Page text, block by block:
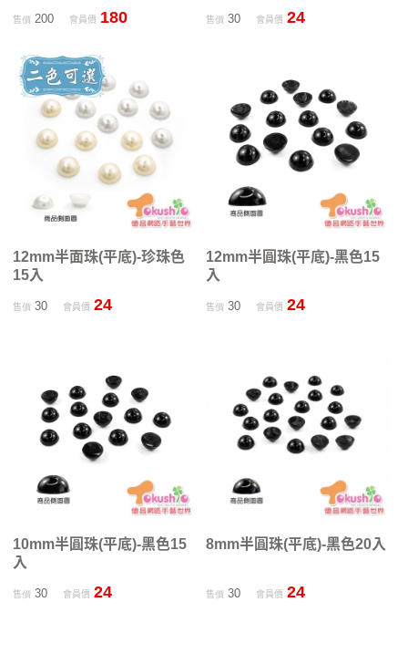
售價200 會員價 180 售價 30 會員價 24
12mm半面珠(平底)-珍珠色
15入
售價30 會員價 24
12mm半圓珠(平底)-黑色15
入
售價 30 會員價 24
10mm半圓珠(平底)-黑色15
入
售價30 會員價 24
8mm半圓珠(平底)-黑色20入
售價 30 會員價 24